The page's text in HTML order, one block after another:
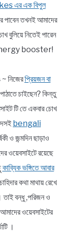
এর এক বিপুল
পাবেন তখনই আমাদের
বুলিয়ে নিতেই পারেন
energy booster!
~ নিজেরপ্রিয়জন বা
চাইছেন? কিন্তু
টি তে একবার চোখ
bengali
ও জন্মদিন ছাড়াও
ওয়েবসাইটে রয়েছে
কাব্যিক ভঙ্গিতে আবার
কথা মাথায় রেখে
তাই বন্ধু ,পরিজন ও
ওয়েবসাইটের
।